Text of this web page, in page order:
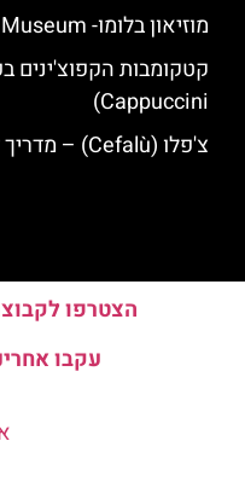
מוזיאון בלומו- Palazzo Bellomo Museum בסירקוזה
Cappuccini)
צ'פלו (Cefalù) – מדריך למטייל בריביירה הנורמנית
הצטרפו
עקבו